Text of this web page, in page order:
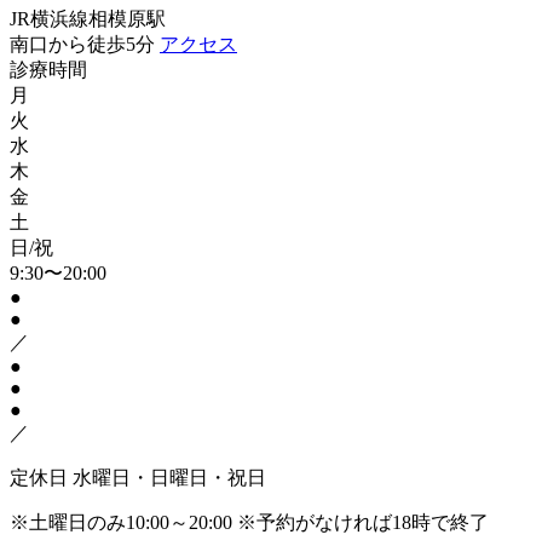
JR横浜線相模原駅
南口から徒歩5分 アクセス
診療時間
月
火
水
木
金
土
日/祝
9:30〜20:00
●
●
／
●
●
●
／
定休日 水曜日・日曜日・祝日
※土曜日のみ10:00～20:00 ※予約がなければ18時で終了